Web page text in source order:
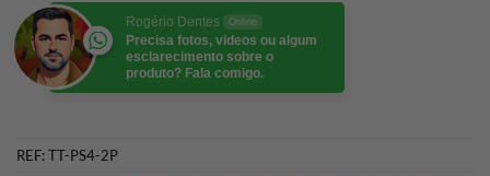
Rogério Dentes Online
Precisa fotos, videos ou algum
esclarecimento sobre o
produto? Fala comigo.
REF:TT-PS4-2P